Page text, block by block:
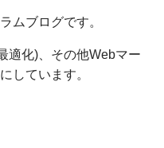
ムブログです。
適化)、その他Webマー
しています。